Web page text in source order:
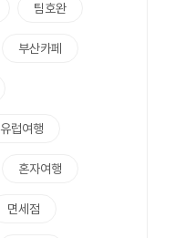
팀호완
부산카페
럽여행
혼자여행
면세점